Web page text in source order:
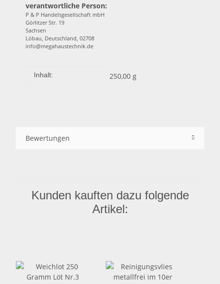
verantwortliche Person:
P & P Handelsgesellschaft mbH
Görlitzer Str. 19
Sachsen
Löbau, Deutschland, 02708
info@megahaustechnik.de
Produkteigenschaft
Wert
Inhalt: 250,00 g
Bewertungen
Kunden kauften dazu folgende
Artikel: